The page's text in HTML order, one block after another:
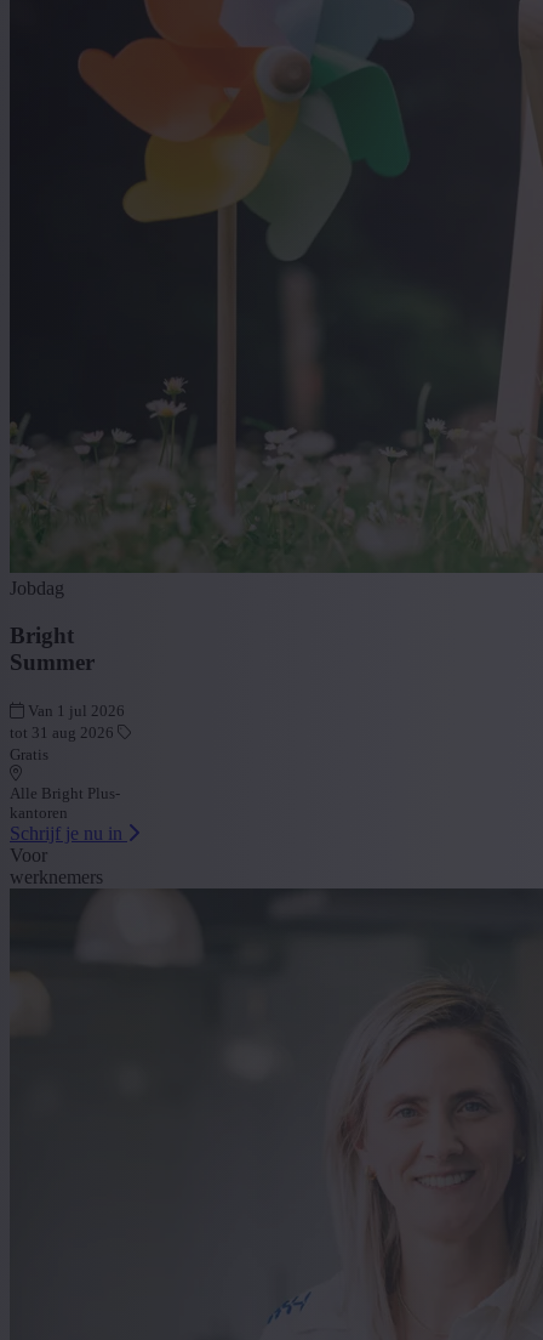
Jobdag
Bright
Summer
Van 1 jul 2026
tot 31 aug 2026
Gratis
Alle Bright Plus-
kantoren
Schrijf je nu in
Voor
werknemers